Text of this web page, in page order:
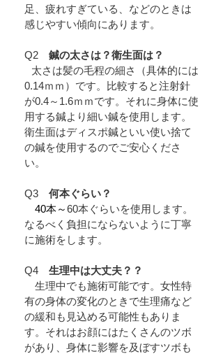
足、疲れすぎている、などのときは
感じやすい傾向にあります。
Q2 鍼の太さは？衛生面は？
太さは髪の毛程の細さ（具体的には
0.14ｍｍ）です。比較すると注射針
が0.4～1.6ｍｍです。それに身体に使
用する鍼より細い鍼を使用します。
衛生面はディスポ鍼といい使い捨て
の鍼を使用するのでご安心くださ
い。
Q3 何本ぐらい？
40本～60本ぐらいを使用します。
なるべく負担にならないように丁寧
に施術をします。
Q4 生理中は大丈夫？？
生理中でも施術可能です。女性特
有の身体の変化のときで生理痛など
の緩和も見込める可能性もありま
す。それはお顔にはたくさんのツボ
があり、身体に影響を及ぼすツボも